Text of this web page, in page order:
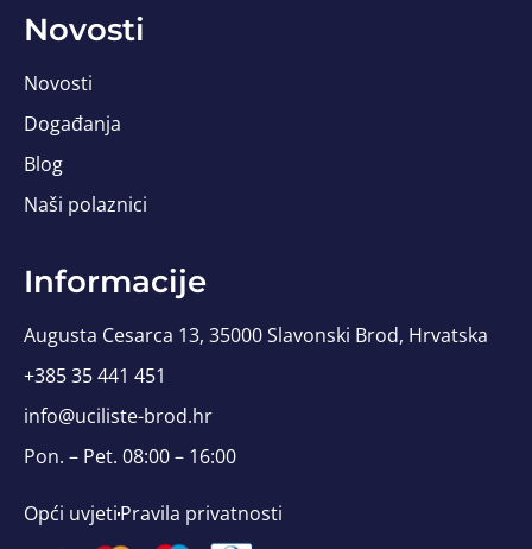
Novosti
Novosti
Događanja
Blog
Naši polaznici
Informacije
Augusta Cesarca 13, 35000 Slavonski Brod, Hrvatska
+385 35 441 451
info@uciliste-brod.hr
Pon. – Pet. 08:00 – 16:00
Opći uvjetiPravila privatnosti